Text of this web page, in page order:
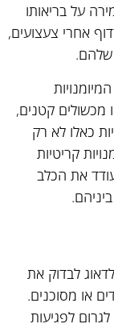
על בריאותו
אחרי צעצועים,
שלהם.
מכשולים קטנים,
כאלו לא רק
קריטיות
את הכלב
לבדוק את
או מסוכנים.
לפגיעות